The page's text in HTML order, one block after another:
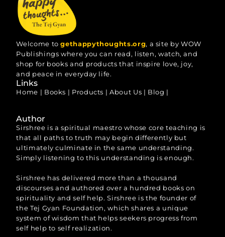
Welcome togethappythoughts.org, a site by WOW
Publishings where you can read, listen, watch, and
shop for books and products that inspire love, joy,
and peace in everyday life.
Links
Home | Books | Products |About Us | Blog |
Author
Sirshree is a spiritual maestro whose core teaching is
that all paths to truth may begin differently but
ultimately culminate in the same understanding.
Simply listening to this understanding is enough.
Sirshree has delivered more than a thousand
discourses and authored over a hundred books on
spirituality and self help. Sirshree is the founder of
the Tej Gyan Foundation, which shares a unique
system of wisdom that helps seekers progress from
self help to self realization.